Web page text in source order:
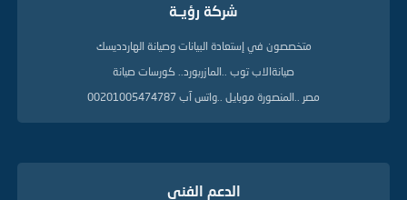
شركة رؤيــة
متخصصون في إستعادة البيانات وصيانة الهاردديسك
صيانةالاب توب ..المازربورد.. كورسات صيانة
مصر ..المنصورة موبايل ..واتس آب 00201005474787
الدعم الفنى